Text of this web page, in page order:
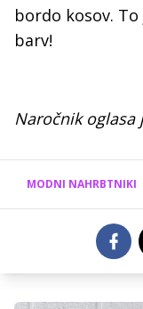
bordo kosov.
barv!
Naročnik oglasa
MODNI NAHRBTNIKI